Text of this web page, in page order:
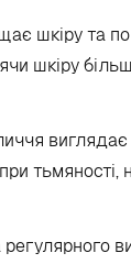
шкіру та
шкіру
виглядає
тьмяності,